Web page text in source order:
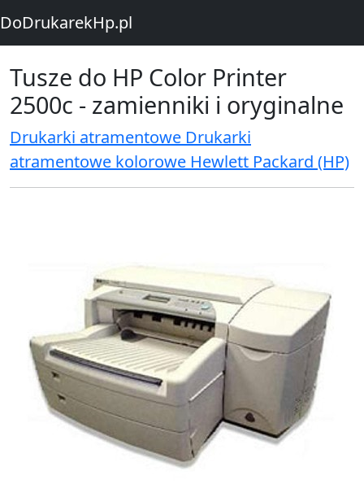
DoDrukarekHp.pl
Tusze do HP Color Printer
2500c - zamienniki i oryginalne
Drukarki atramentowe Drukarki
atramentowe kolorowe Hewlett Packard (HP)